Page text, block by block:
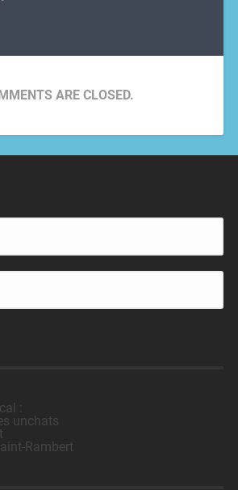
ARE CLOSED.
:
unchats
Rambert